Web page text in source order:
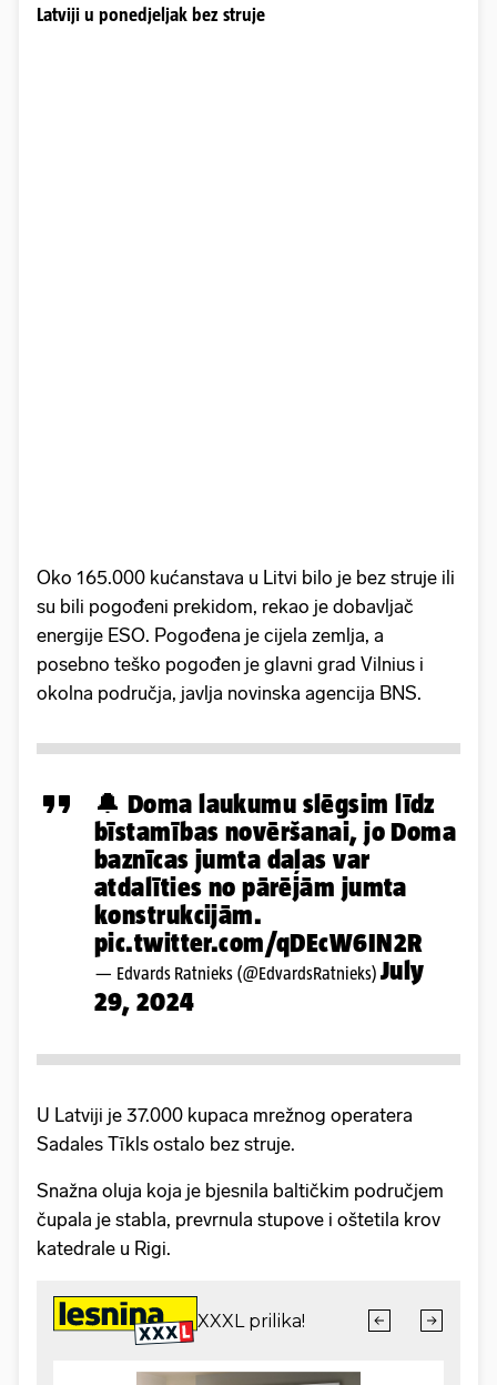
Latviji u ponedjeljak bez struje
Oko 165.000 kućanstava u Litvi bilo je bez struje ili
su bili pogođeni prekidom, rekao je dobavljač
energije ESO. Pogođena je cijela zemlja, a
posebno teško pogođen je glavni grad Vilnius i
okolna područja, javlja novinska agencija BNS.
🔔 Doma laukumu slēgsim līdz
bīstamības novēršanai, jo Doma
baznīcas jumta daļas var
atdalīties no pārējām jumta
konstrukcijām.
pic.twitter.com/qDEcW6IN2R
— Edvards Ratnieks (@EdvardsRatnieks) July
29, 2024
U Latviji je 37.000 kupaca mrežnog operatera
Sadales Tīkls ostalo bez struje.
Snažna oluja koja je bjesnila baltičkim područjem
čupala je stabla, prevrnula stupove i oštetila krov
katedrale u Rigi.